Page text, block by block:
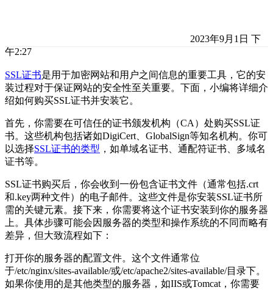
2023年9月1日 下
午2:27
SSL证书是用于加密网站和用户之间信息的重要工具，它的安
装过程对于保证网站的安全性至关重要。下面，小编将详细介
绍如何购买SSL证书并安装它。
首先，你需要在可信任的证书颁发机构（CA）处购买SSL证
书。这些机构包括诸如DigiCert、GlobalSign等知名机构。你可
以选择SSL证书的类型 ，如单域名证书、通配符证书、多域名
证书等。
SSL证书购买后，你会收到一份包含证书文件（通常包括.crt
和.key两种文件）的电子邮件。这些文件是你安装SSL证书所
需的关键元素。接下来，你需要将这个证书安装到你的服务器
上。具体步骤可能会因服务器的类型和操作系统的不同而略有
差异，但大致流程如下：
打开你的服务器的配置文件。这个文件通常位
于/etc/nginx/sites-available/或/etc/apache2/sites-available/目录下。
如果你使用的是其他类型的服务器，如IIS或Tomcat，你需要